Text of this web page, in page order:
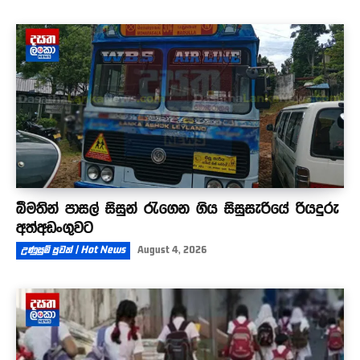
බීමතින් පාසල් සිසුන් රැගෙන ගිය සිසුසැරියේ රියදුරු
අත්අඩංගුවට
උණුසුම් පුවත් | Hot News August 4, 2026